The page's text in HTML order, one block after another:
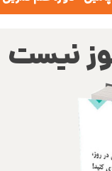
نیست